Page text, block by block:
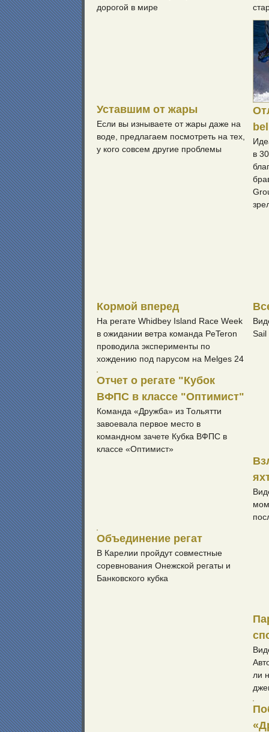
дорогой в мире
Уставшим от жары
Если вы изнываете от жары даже на
воде, предлагаем посмотреть на тех,
у кого совсем другие проблемы
в
Кормой вперед
На регате Whidbey Island Race Week
в ожидании ветра команда PeTeron
проводила эксперименты по
хождению под парусом на Melges 24
Sail
Отчет о регате "Кубок
ВФПС в классе "Оптимист"
Команда «Дружба» из Тольятти
завоевала первое место в
командном зачете Кубка ВФПС в
классе «Оптимист»
Объединение регат
В Карелии пройдут совместные
соревнования Онежской регаты и
Банковского кубка
ли